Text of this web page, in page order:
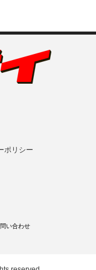
ポリシー
い合わせ